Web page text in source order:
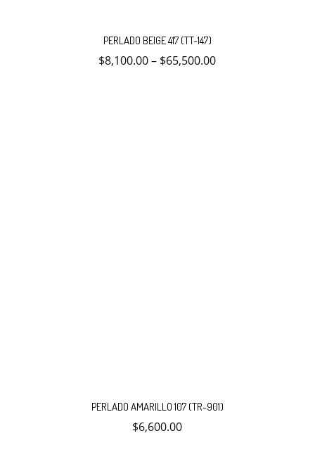
tiene
múltiples
variantes.
PERLADO BEIGE 417 (TT-147)
$8,100.00– $65,500.00
PERLADO AMARILLO 107 (TR-901)
$6,600.00